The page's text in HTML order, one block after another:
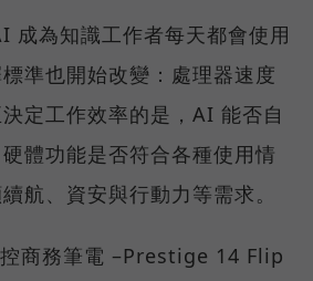
成為知識工作者每天都會使用
準也開始改變：處理器速度
定工作效率的是，AI 能否自
體功能是否符合各種使用情
航、資安與行動力等需求。
商務筆電 –Prestige 14 Flip